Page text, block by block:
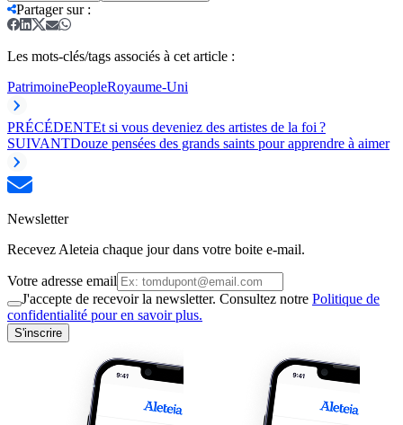
Partager sur:
Les mots-clés/tags associés à cet article :
PatrimoinePeopleRoyaume-Uni
PRÉCÉDENTEt si vous deveniez des artistes de la foi ?
SUIVANTDouze pensées des grands saints pour apprendre à aimer
Newsletter
Recevez Aleteia chaque jour dans votre boite e-mail.
Votre adresse email
J'accepte de recevoir la newsletter. Consultez notre Politique de
confidentialité pour en savoir plus.
S'inscrire